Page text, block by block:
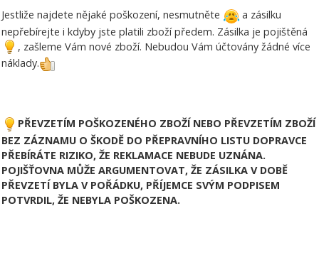
Jestliže najdete nějaké poškození, nesmutněte
a zásilku
nepřebírejte i kdyby jste platili zboží předem. Zásilka je pojištěná
, zašleme Vám nové zboží. Nebudou Vám účtovány žádné více
náklady.
PŘEVZETÍM POŠKOZENÉHO ZBOŽÍ NEBO PŘEVZETÍM ZBOŽÍ
BEZ ZÁZNAMU O ŠKODĚ DO PŘEPRAVNÍHO LISTU DOPRAVCE
PŘEBÍRÁTE RIZIKO, ŽE REKLAMACE NEBUDE UZNÁNA.
POJIŠŤOVNA MŮŽE ARGUMENTOVAT, ŽE ZÁSILKA V DOBĚ
PŘEVZETÍ BYLA V POŘÁDKU, PŘÍJEMCE SVÝM PODPISEM
POTVRDIL, ŽE NEBYLA POŠKOZENA.